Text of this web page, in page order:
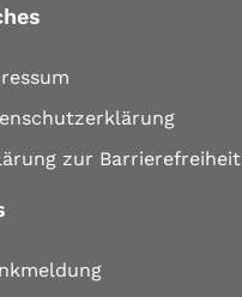
zur Barrierefreiheit